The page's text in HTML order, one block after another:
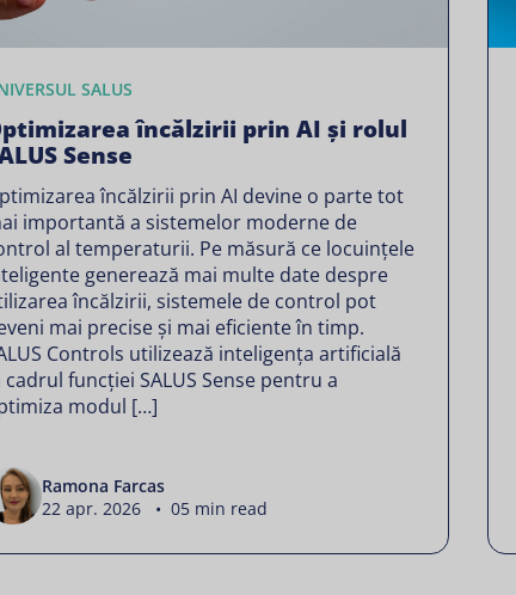
SALUS
încălzirii prin AI și rolul
Sense
încălzirii prin AI devine o parte tot
importantă a sistemelor moderne de
al temperaturii. Pe măsură ce locuințele
generează mai multe date despre
încălzirii, sistemele de control pot
mai precise și mai eficiente în timp.
Controls utilizează inteligența artificială
cadrul funcției SALUS Sense pentru a
modul […]
Ramona Farcas
22 apr. 2026 • 05 min read